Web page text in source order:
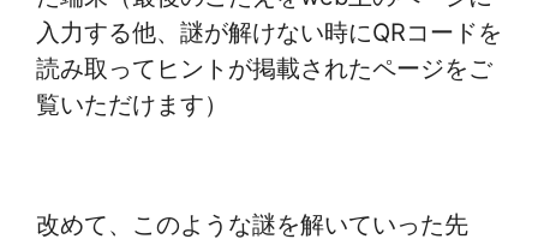
入力する他、謎が解けない時にQRコードを
読み取ってヒントが掲載されたページをご
覧いただけます）
改めて、このような謎を解いていった先